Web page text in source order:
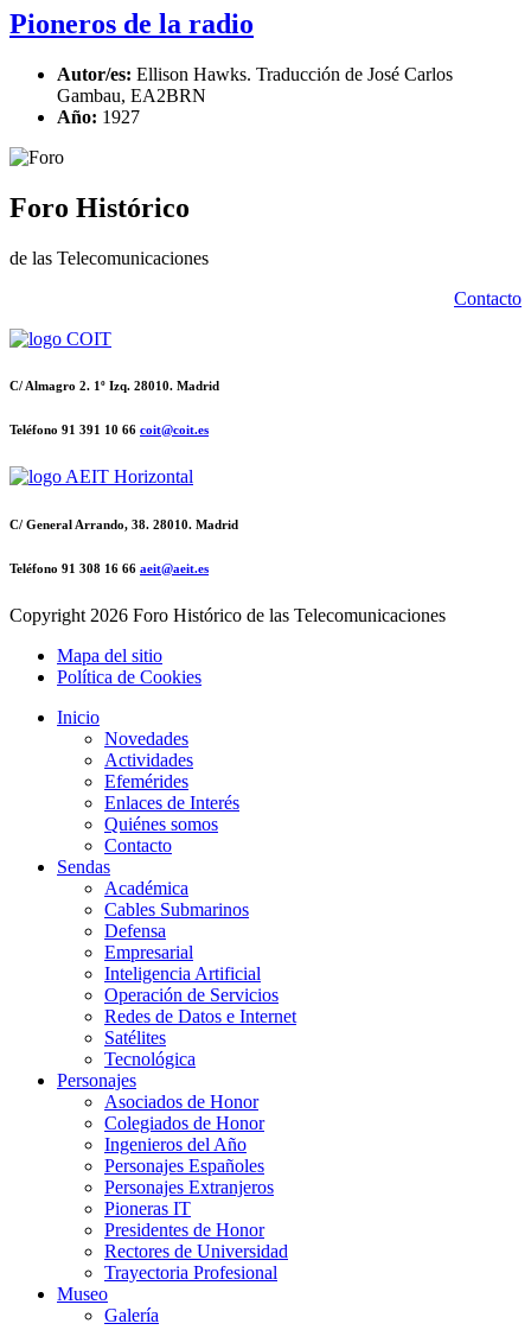
Pioneros de la radio
Autor/es: Ellison Hawks. Traducción de José Carlos
Gambau, EA2BRN
Año: 1927
Foro Histórico
de las Telecomunicaciones
Contacto
C/ Almagro 2. 1º Izq. 28010. Madrid
Teléfono 91 391 10 66 coit@coit.es
C/ General Arrando, 38. 28010. Madrid
Teléfono 91 308 16 66 aeit@aeit.es
Copyright 2026 Foro Histórico de las Telecomunicaciones
Mapa del sitio
Política de Cookies
Inicio
Novedades
Actividades
Efemérides
Enlaces de Interés
Quiénes somos
Contacto
Sendas
Académica
Cables Submarinos
Defensa
Empresarial
Inteligencia Artificial
Operación de Servicios
Redes de Datos e Internet
Satélites
Tecnológica
Personajes
Asociados de Honor
Colegiados de Honor
Ingenieros del Año
Personajes Españoles
Personajes Extranjeros
Pioneras IT
Presidentes de Honor
Rectores de Universidad
Trayectoria Profesional
Museo
Galería